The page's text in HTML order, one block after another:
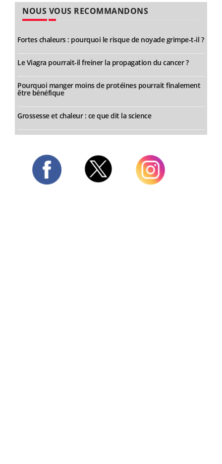
NOUS VOUS RECOMMANDONS
Fortes chaleurs : pourquoi le risque de noyade grimpe-t-il ?
Le Viagra pourrait-il freiner la propagation du cancer ?
Pourquoi manger moins de protéines pourrait finalement
être bénéfique
Grossesse et chaleur : ce que dit la science